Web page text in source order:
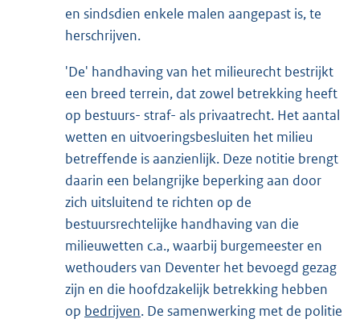
en sindsdien enkele malen aangepast is, te
herschrijven.
'De' handhaving van het milieurecht bestrijkt
een breed terrein, dat zowel betrekking heeft
op bestuurs- straf- als privaatrecht. Het aantal
wetten en uitvoeringsbesluiten het milieu
betreffende is aanzienlijk. Deze notitie brengt
daarin een belangrijke beperking aan door
zich uitsluitend te richten op de
bestuursrechtelijke handhaving van die
milieuwetten c.a., waarbij burgemeester en
wethouders van Deventer het bevoegd gezag
zijn en die hoofdzakelijk betrekking hebben
op bedrijven. De samenwerking met de politie